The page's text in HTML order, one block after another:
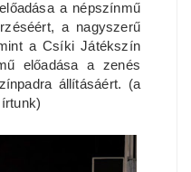
a népszínmű
a nagyszerű
a Csíki Játékszín
előadása a zenés
állításáért. (a
írtunk)